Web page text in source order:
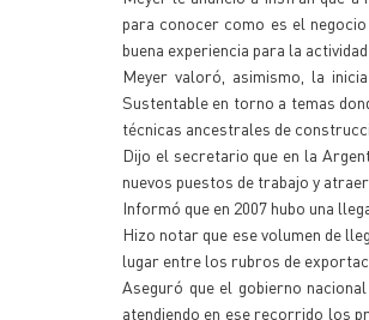
para conocer como es el
buena experiencia para la
Meyer valoró, asimismo, la
Sustentable en torno a temas
técnicas ancestrales de
Dijo el secretario que en la
nuevos puestos de trabajo y
Informó que en 2007 hubo una
Hizo notar que ese volumen de
lugar entre los rubros de
Aseguró que el gobierno
atendiendo en ese recorrido los